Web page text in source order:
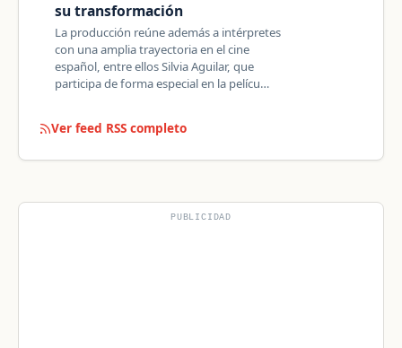
su transformación
La producción reúne además a intérpretes
con una amplia trayectoria en el cine
español, entre ellos Silvia Aguilar, que
participa de forma especial en la pelícu…
Ver feed RSS completo
PUBLICIDAD